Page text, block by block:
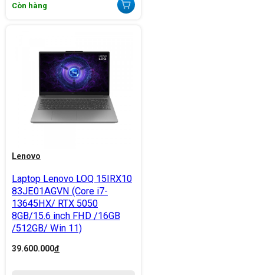
Còn hàng
Lenovo
Laptop Lenovo LOQ 15IRX10
83JE01AGVN (Core i7-
13645HX/ RTX 5050
8GB/15.6 inch FHD /16GB
/512GB/ Win 11)
39.600.000đ